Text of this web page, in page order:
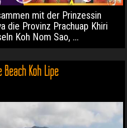
mit der Prinzessin
die Provinz Prachuap Khiri
Koh Nom Sao, ...
Beach Koh Lipe